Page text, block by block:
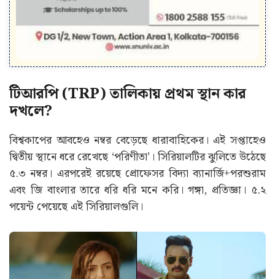
টিআরপি (TRP) তালিকায় প্রথম স্থান কার
দখলে?
বিশ্বকাপের আবহেও নম্বর বেড়েছে ধারাবাহিকের। এই সপ্তাহেও
দ্বিতীয় স্থানে ধরে রেখেছে ‘পরিণীতা’। সিরিয়ালটির ঝুলিতে উঠেছে
৫.৩ নম্বর। এরপরেই রয়েছে প্রোফেসর বিদ্যা ব্যানার্জি+পরশুরাম
এবং জি বাংলার তারে ধরি ধরি মনে করি। গঙ্গা, প্রতিজ্ঞা। ৫.২
পয়েন্ট পেয়েছে এই সিরিয়ালগুলি।